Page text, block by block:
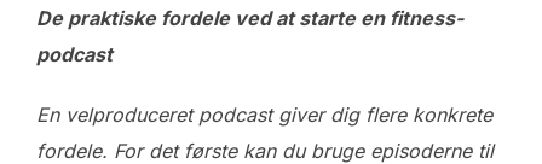
De praktiske fordele ved at starte en fitness-
podcast
En velproduceret podcast giver dig flere konkrete
fordele. For det første kan du bruge episoderne til